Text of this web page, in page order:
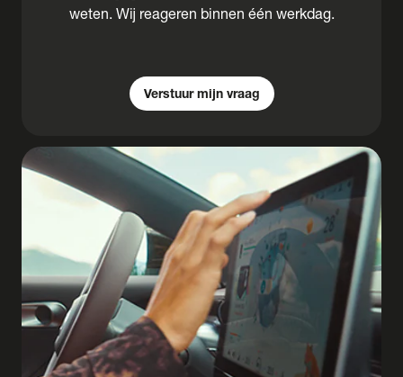
weten. Wij reageren binnen één werkdag.
Verstuur mijn vraag